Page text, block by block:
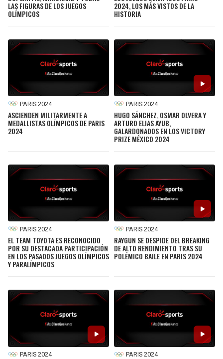
LAS FIGURAS DE LOS JUEGOS
OLÍMPICOS
2024, LOS MÁS VISTOS DE LA
HISTORIA
PARIS 2024
ASCIENDEN MILITARMENTE A
MEDALLISTAS OLÍMPICOS DE PARIS
2024
PARIS 2024
HUGO SÁNCHEZ, OSMAR OLVERA Y
ARTURO ELIAS AYUB,
GALARDONADOS EN LOS VICTORY
PRIZE MÉXICO 2024
PARIS 2024
EL TEAM TOYOTA ES RECONOCIDO
POR SU DESTACADA PARTICIPACIÓN
EN LOS PASADOS JUEGOS OLÍMPICOS
Y PARALÍMPICOS
PARIS 2024
RAYGUN SE DESPIDE DEL BREAKING
DE ALTO RENDIMIENTO TRAS SU
POLÉMICO BAILE EN PARIS 2024
PARIS 2024 PARIS 2024